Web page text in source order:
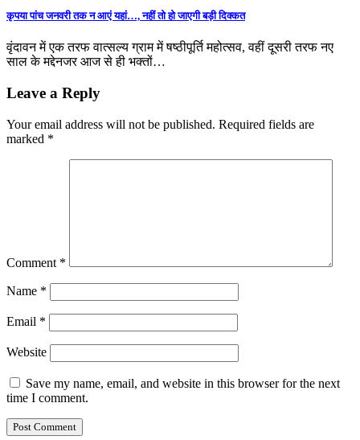
कृपया पांच जनवरी तक न आएं यहां…, नहीं तो हो जाएगी बड़ी दिक्कत
वृंदावन में एक तरफ वात्सल्य ग्राम में षष्ठीपूर्ति महोत्सव, वहीं दूसरी तरफ नए
साल के मद्देनजर आज से ही भक्तों…
Leave a Reply
Your email address will not be published. Required fields are
marked *
Comment *
Name *
Email *
Website
Save my name, email, and website in this browser for the next
time I comment.